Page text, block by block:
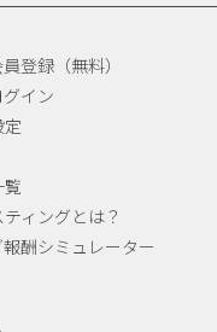
登録（無料）
イン
ィングとは？
酬シミュレーター